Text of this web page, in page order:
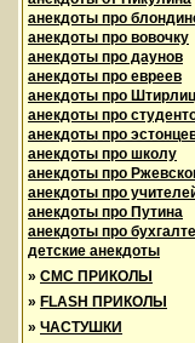
анекдоты про
анекдоты про вовочку
анекдоты про даунов
анекдоты про евреев
анекдоты про
анекдоты про
анекдоты про
анекдоты про школу
анекдоты про
анекдоты про
анекдоты про Путина
анекдоты про
детские анекдоты
» СМС ПРИКОЛЫ
» FLASH ПРИКОЛЫ
» ЧАСТУШКИ